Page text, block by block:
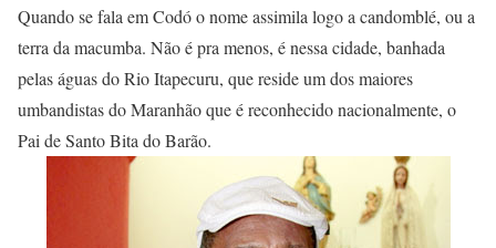
Quando se fala em Codó o nome assimila logo a candomblé, ou a
terra da macumba. Não é pra menos, é nessa cidade, banhada
pelas águas do Rio Itapecuru, que reside um dos maiores
umbandistas do Maranhão que é reconhecido nacionalmente, o
Pai de Santo Bita do Barão.